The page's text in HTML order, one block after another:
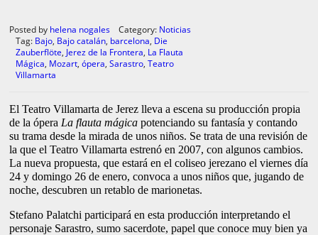
Posted by helena nogales Category: Noticias
Tag: Bajo, Bajo catalán, barcelona, Die
Zauberflöte, Jerez de la Frontera, La Flauta
Mágica, Mozart, ópera, Sarastro, Teatro
Villamarta
El Teatro Villamarta de Jerez lleva a escena su producción propia
de la ópera La flauta mágica potenciando su fantasía y contando
su trama desde la mirada de unos niños. Se trata de una revisión de
la que el Teatro Villamarta estrenó en 2007, con algunos cambios.
La nueva propuesta, que estará en el coliseo jerezano el viernes día
24 y domingo 26 de enero, convoca a unos niños que, jugando de
noche, descubren un retablo de marionetas.
Stefano Palatchi participará en esta producción interpretando el
personaje Sarastro, sumo sacerdote, papel que conoce muy bien ya